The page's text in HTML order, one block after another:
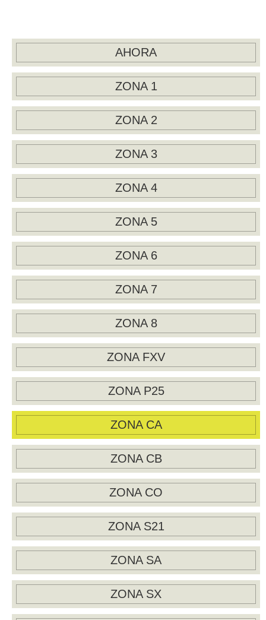
AHORA
ZONA 1
ZONA 2
ZONA 3
ZONA 4
ZONA 5
ZONA 6
ZONA 7
ZONA 8
ZONA FXV
ZONA P25
ZONA CA
ZONA CB
ZONA CO
ZONA S21
ZONA SA
ZONA SX